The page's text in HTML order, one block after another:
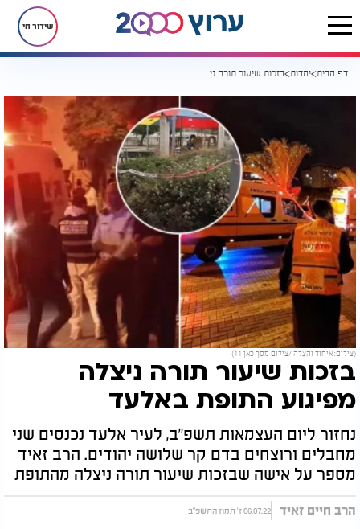
שידור חי
דף הבית יהדות בזכות שיעור תורה ניצלה מפיגוע התופת באלעד
(צילום: איחוד והצלה /צילום מסך כאן 11)
בזכות שיעור תורה ניצלה
מפיגוע התופת באלעד
נחזור ליום העצמאות תשפ"ב, לעיר אלעד נכנסים שני
מחבלים ורוצחים בדם קר שלושה יהודים. הרב זאיד
מספר על אישה שבזכות שיעור תורה ניצלה מהתופת
הרב חיים זאיד 06.07.22 ז' תמוז התשפ"ב